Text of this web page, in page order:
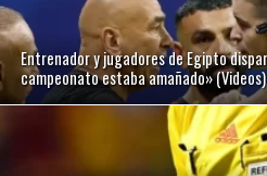
Entrenador y jugadores de Egipto
campeonato estaba amañado» (Videos)